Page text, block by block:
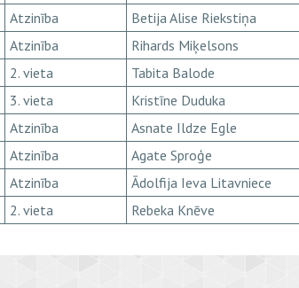
Atzinība Betija Alise Riekstiņa
Atzinība Rihards Miķelsons
2. vieta Tabita Balode
3. vieta Kristīne Duduka
Atzinība Asnate Ildze Egle
Atzinība Agate Sproģe
Atzinība Ādolfija Ieva Litavniece
2. vieta Rebeka Knēve